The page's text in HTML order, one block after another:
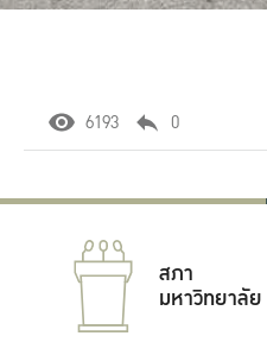
6193 0
สภา
มหาวิทยาลัย